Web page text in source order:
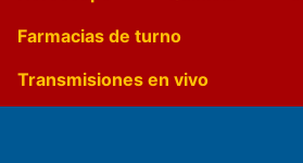
Farmacias de turno
Transmisiones en vivo